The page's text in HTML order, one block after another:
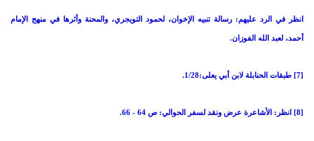
انظر في الرد عليهم: رسالة تنبيه الإخوان، لحمود التويجري، والمحنة وأثرها في منهج الإمام
أحمد، لعبد الله الفوزان.
[7] طبقات الحنابلة لابن أبي يعلى:1/28.
[8] انظر: الأشاعرة عرض ونقد لسفر الحوالي: ص 64 - 66.